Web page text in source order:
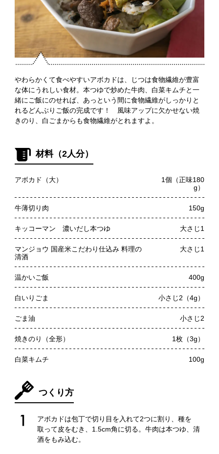
やわらかくて食べやすいアボカドは、じつは食物繊維が豊富
な体にうれしい食材。本つゆで炒めた牛肉、白菜キムチと一
緒にご飯にのせれば、あっという間に食物繊維がしっかりと
れるどんぶりご飯の完成です！ 風味アップに欠かせない焼
きのり、白ごまからも食物繊維がとれますよ。
材料（2人分）
アボカド（大）
1個（正味180
g）
牛薄切り肉 150g
キッコーマン 濃いだし本つゆ 大さじ1
マンジョウ 国産米こだわり仕込み 料理の
清酒
大さじ1
温かいご飯 400g
白いりごま 小さじ2（4g）
ごま油 小さじ2
焼きのり（全形） 1枚（3g）
白菜キムチ 100g
つくり方
アボカドは包丁で切り目を入れて2つに割り、種を
取って皮をむき、1.5cm角に切る。牛肉は本つゆ、清
酒をもみ込む。